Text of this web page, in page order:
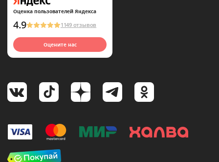
Оценка пользователей Яндекса
4.9 1149 отзывов
Оцените нас